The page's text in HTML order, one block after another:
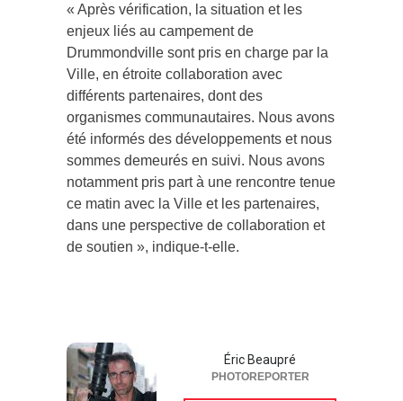
« Après vérification, la situation et les
enjeux liés au campement de
Drummondville sont pris en charge par la
Ville, en étroite collaboration avec
différents partenaires, dont des
organismes communautaires. Nous avons
été informés des développements et nous
sommes demeurés en suivi. Nous avons
notamment pris part à une rencontre tenue
ce matin avec la Ville et les partenaires,
dans une perspective de collaboration et
de soutien », indique-t-elle.
Éric Beaupré
PHOTOREPORTER